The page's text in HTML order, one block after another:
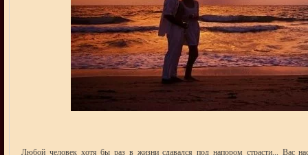
Любой человек хотя бы раз в жизни сдавался под напором страсти... Вас